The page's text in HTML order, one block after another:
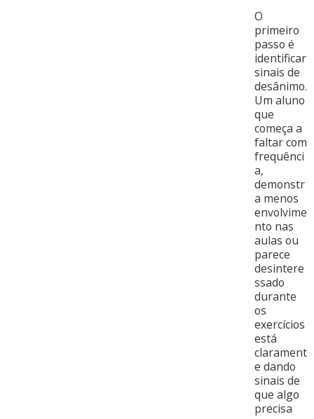
O
primeiro
passo é
identificar
sinais de
desânimo.
Um aluno
que
começa a
faltar com
frequênci
a,
demonstr
a menos
envolvime
nto nas
aulas ou
parece
desintere
ssado
durante
os
exercícios
está
clarament
e dando
sinais de
que algo
precisa